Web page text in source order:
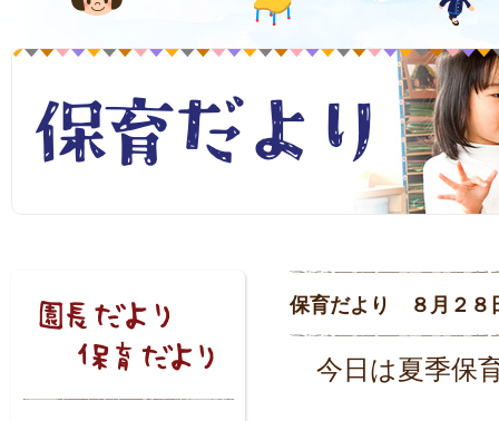
保育だより ８月２８
今日は夏季保